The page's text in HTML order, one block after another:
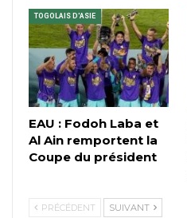
TOGOLAIS D'ASIE
EAU : Fodoh Laba et
Al Ain remportent la
Coupe du président
PRÉCÉDENT SUIVANT